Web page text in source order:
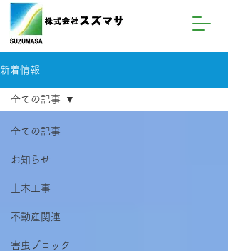
新着情報
全ての記事
お知らせ
土木工事
不動産関連
害虫ブロック
全ての記事